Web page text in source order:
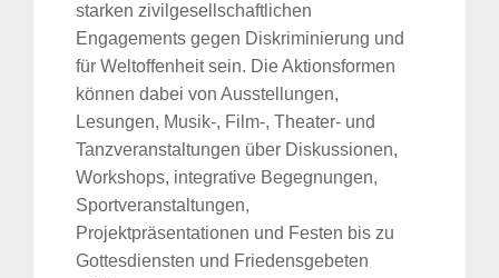
starken zivilgesellschaftlichen
Engagements gegen Diskriminierung und
für Weltoffenheit sein. Die Aktionsformen
können dabei von Ausstellungen,
Lesungen, Musik-, Film-, Theater- und
Tanzveranstaltungen über Diskussionen,
Workshops, integrative Begegnungen,
Sportveranstaltungen,
Projektpräsentationen und Festen bis zu
Gottesdiensten und Friedensgebeten